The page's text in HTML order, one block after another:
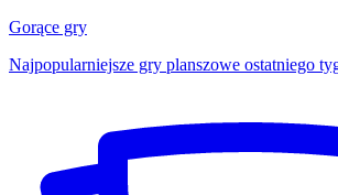
Gorące gry
Najpopularniejsze gry planszowe ostatniego